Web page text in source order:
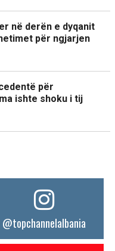
në derën e dyqanit
për ngjarjen
për
ishte shoku i tij
@topchannelalbania